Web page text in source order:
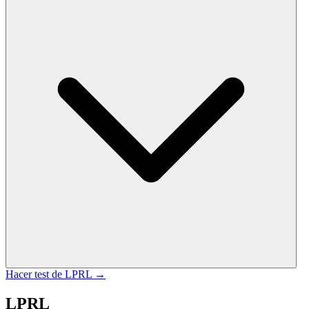
Hacer test de LPRL →
LPRL